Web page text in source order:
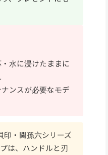
水に浸けたままに
ンスが必要なモデ
印・関孫六シリーズ
は、ハンドルと刃